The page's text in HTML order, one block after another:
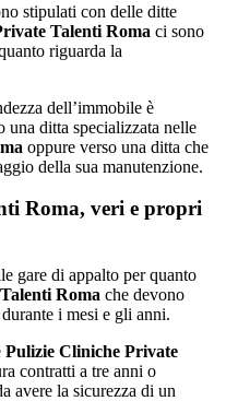
stipulati con delle ditte
Talenti Roma ci sono
riguarda la
dell’immobile è
una ditta specializzata nelle
oppure verso una ditta che
della sua manutenzione.
Roma, veri e propri
gare di appalto per quanto
Roma che devono
i mesi e gli anni.
Pulizie Cliniche Private
contratti a tre anni o
avere la sicurezza di un